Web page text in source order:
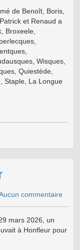
de Benoît, Boris,
et Renaud a
Broxeele,
Wisques,
Quiestède,
Staple, La Longue
commentaire
mars 2026, un
à Honfleur pour